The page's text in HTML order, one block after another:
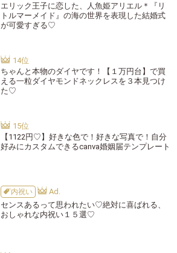
エリック王子に恋した、人魚姫アリエル＊『リ
トルマーメイド』の海の世界を表現した結婚式
が可愛すぎる♡
ちゃんと本物のダイヤです！【１万円台】で買
える一粒ダイヤモンドネックレスを３本見つけ
た♡
【1122円♡】好きな色で！好きな写真で！自分
好みにカスタムできるcanva婚姻届テンプレート
内祝い
センスあるって思われたい♡絶対に喜ばれる、
おしゃれな内祝い１５選♡